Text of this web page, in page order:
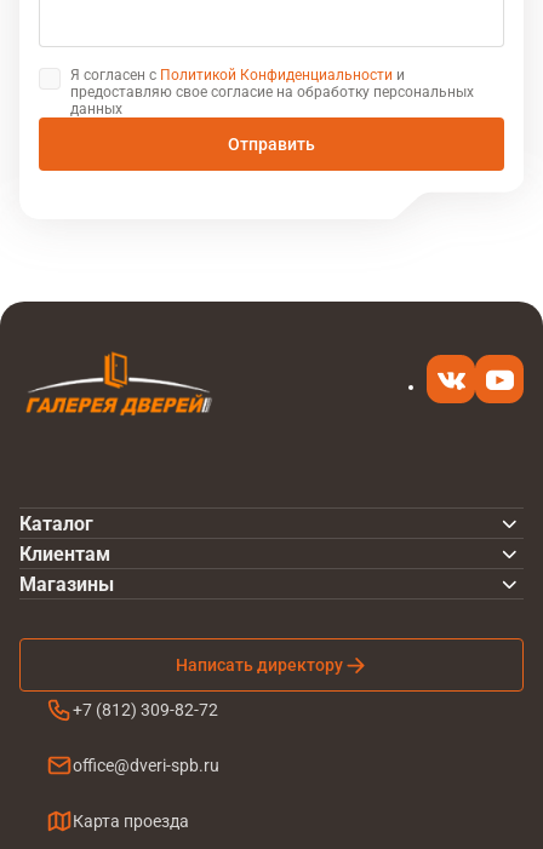
Я согласен с Политикой Конфиденциальности и
предоставляю свое согласие на обработку персональных
данных
Отправить
Каталог
Клиентам
Написать директору
+7 (812) 309-82-72
office@dveri-spb.ru
Карта проезда
Магазины